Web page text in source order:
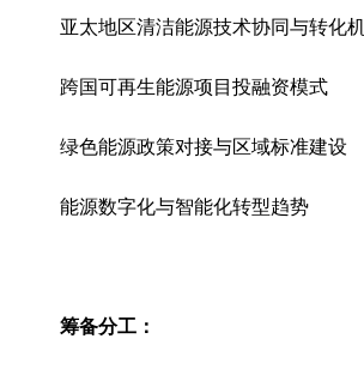
亚太地区清洁能源技术协同与转化
跨国可再生能源项目投融资模式
绿色能源政策对接与区域标准建设
能源数字化与智能化转型趋势
筹备分工：